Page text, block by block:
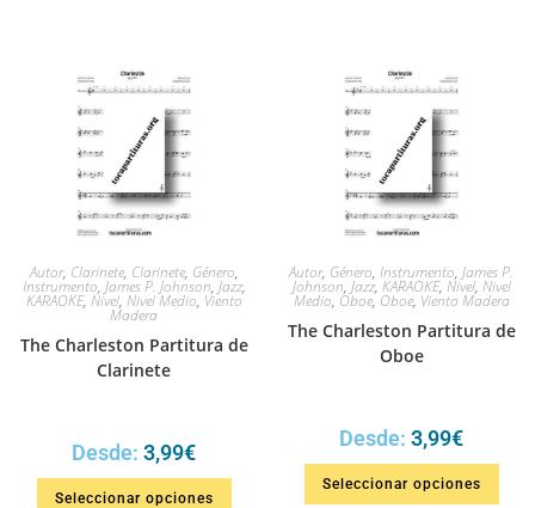
Autor, Clarinete, Clarinete, Género,
Instrumento, James P. Johnson, Jazz,
KARAOKE, Nivel, Nivel Medio, Viento
Madera
The Charleston Partitura de
Clarinete
Desde: 3,99€
Seleccionar opciones
Autor, Género, Instrumento, James P.
Johnson, Jazz, KARAOKE, Nivel, Nivel
Medio, Oboe, Oboe, Viento Madera
The Charleston Partitura de
Oboe
Desde: 3,99€
Seleccionar opciones